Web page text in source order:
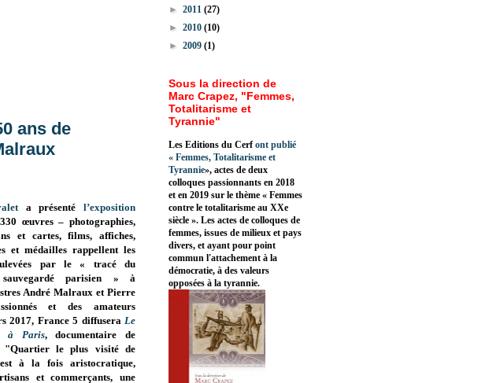
ans de
a présenté l’exposition
œuvres – photographies,
et cartes, films, affiches,
et médailles rappellent les
par le « tracé du
parisien » à
André Malraux et Pierre
et des amateurs
2017, France 5 diffusera Le
à Paris, documentaire de
"Quartier le plus visité de
à la fois aristocratique,
et commerçants, une
► 2011 (27)
► 2010 (10)
► 2009 (1)
Sous la direction de
Marc Crapez, "Femmes,
Totalitarisme et
Tyrannie"
Les Editions du Cerfont publié
« Femmes, Totalitarisme et
Tyrannie», actes de deux
colloques passionnants en 2018
et en 2019 sur le thème « Femmes
contre le totalitarisme au XXe
siècle ». Les actes de colloques de
femmes, issues de milieux et pays
divers, et ayant pour point
commun l'attachement à la
démocratie, à des valeurs
opposées à la tyrannie.